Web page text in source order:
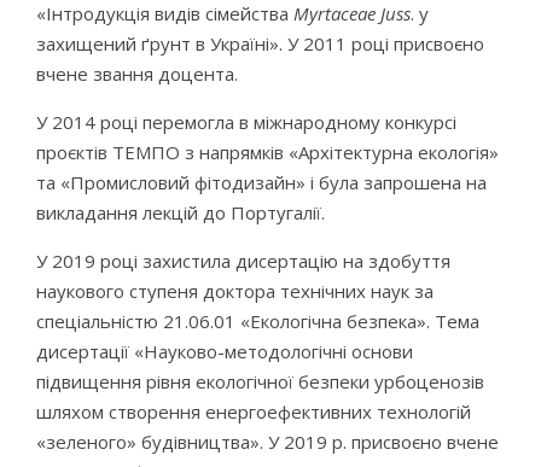
«Інтродукція видів сімейства Myrtaceae Juss. у
захищений ґрунт в Україні». У 2011 році присвоєно
вчене звання доцента.
У 2014 році перемогла в міжнародному конкурсі
проєктів ТЕМПО з напрямків «Архітектурна екологія»
та «Промисловий фітодизайн» і була запрошена на
викладання лекцій до Португалії.
У 2019 році захистила дисертацію на здобуття
наукового ступеня доктора технічних наук за
спеціальністю 21.06.01 «Екологічна безпека». Тема
дисертації «Науково-методологічні основи
підвищення рівня екологічної безпеки урбоценозів
шляхом створення енергоефективних технологій
«зеленого» будівництва». У 2019 р. присвоєно вчене